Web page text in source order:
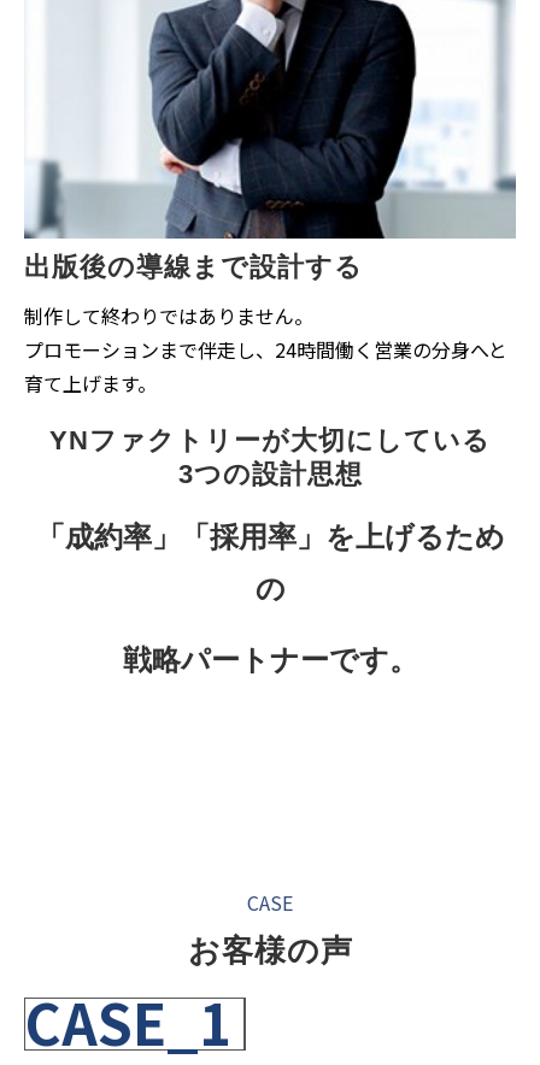
出版後の導線まで設計する
制作して終わりではありません。
プロモーションまで伴走し、24時間働く営業の分身へと
育て上げます。
YNファクトリーが大切にしている
3つの設計思想
「成約率」「採用率」を上げるため
の
戦略パートナーです。
CASE
お客様の声
CASE_1